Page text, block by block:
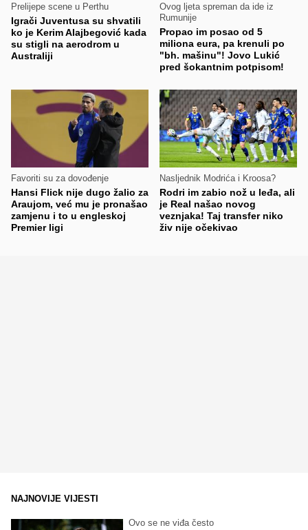
Prelijepe scene u Perthu
Igrači Juventusa su shvatili
ko je Kerim Alajbegović kada
su stigli na aerodrom u
Australiji
Ovog ljeta spreman da ide iz
Rumunije
Propao im posao od 5
miliona eura, pa krenuli po
"bh. mašinu"! Jovo Lukić
pred šokantnim potpisom!
Favoriti su za dovođenje
Hansi Flick nije dugo žalio za
Araujom, već mu je pronašao
zamjenu i to u engleskoj
Premier ligi
Nasljednik Modrića i Kroosa?
Rodri im zabio nož u leđa, ali
je Real našao novog
veznjaka! Taj transfer niko
živ nije očekivao
NAJNOVIJE VIJESTI
Ovo se ne viđa često